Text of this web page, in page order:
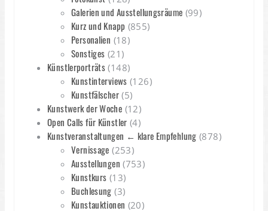
Galerien und Ausstellungsräume (99)
Kurz und Knapp (855)
Personalien (18)
Sonstiges (21)
Künstlerporträts (148)
Kunstinterviews (126)
Kunstfälscher(5)
Kunstwerk der Woche (12)
Open Calls für Künstler (4)
Kunstveranstaltungen ← klare Empfehlung (878)
Vernissage (253)
Ausstellungen (753)
Kunstkurs (13)
Buchlesung (3)
Kunstauktionen (20)